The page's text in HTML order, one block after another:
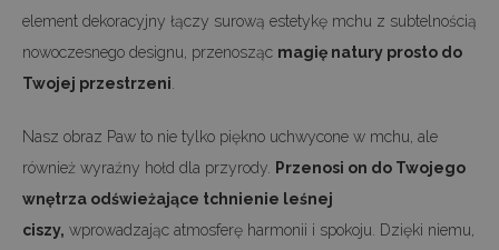
element dekoracyjny łączy surową estetykę mchu z subtelnością
nowoczesnego designu, przenosząc magię natury prosto do
Twojej przestrzeni
Nasz obraz Paw to nie tylko piękno uchwycone w mchu, ale
również wyraźny hołd dla przyrody.
Przenosi on do Twojego
wnętrza odświeżające tchnienie leśnej
ciszy, wprowadzając atmosferę harmonii i spokoju. Dzięki niemu,